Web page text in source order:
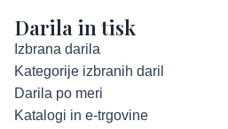
Darila in tisk
Izbrana darila
Kategorije izbranih daril
Darila po meri
Katalogi in e-trgovine